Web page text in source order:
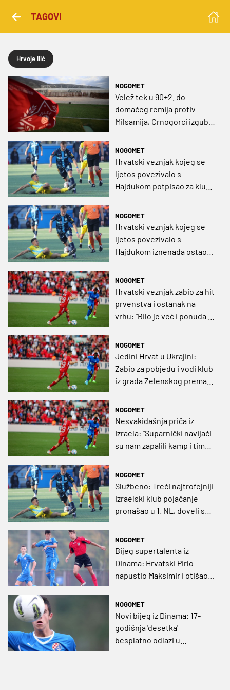
TAGOVI
Hrvoje Ilić
NOGOMET
Velež tek u 90+2. do
domaćeg remija protiv
Milsamija, Crnogorci izgubili
NOGOMET
Hrvatski veznjak kojeg se
ljetos povezivalo s
Hajdukom potpisao za klub
NOGOMET
Hrvatski veznjak kojeg se
ljetos povezivalo s
Hajdukom iznenada ostao
NOGOMET
Hrvatski veznjak zabio za hit
prvenstva i ostanak na
vrhu: "Bilo je već i ponuda iz
NOGOMET
Jedini Hrvat u Ukrajini:
Zabio za pobjedu i vodi klub
iz grada Zelenskog prema
NOGOMET
Nesvakidašnja priča iz
Izraela: "Suparnički navijači
su nam zapalili kamp i time
NOGOMET
Službeno: Treći najtrofejniji
izraelski klub pojačanje
pronašao u 1. NL, doveli su
NOGOMET
Bijeg supertalenta iz
Dinama: Hrvatski Pirlo
napustio Maksimir i otišao u
NOGOMET
Novi bijeg iz Dinama: 17-
godišnja 'desetka'
besplatno odlazi u